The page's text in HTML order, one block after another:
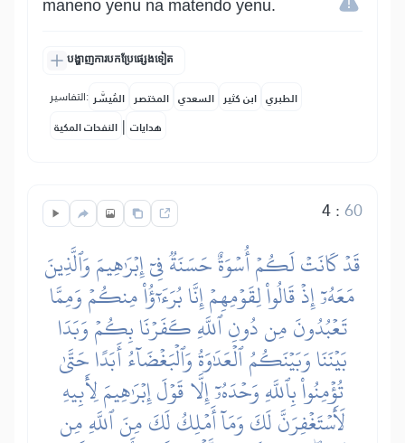
maneno yenu na matendo yenu.
បង្ហាញការបកប្រែផ្សេងទៀត
التفاسير: المُيسَّر المختصر السعدي ابن كثير الطبري
النفحات المكية | هدايات
4:60
قَدۡ كَانَتۡ لَكُمۡ أُسۡوَةٌ حَسَنَةٞ فِيٓ إِبۡرَٰهِيمَ وَٱلَّذِينَ
مَعَهُۥٓ إِذۡ قَالُواْ لِقَوۡمِهِمۡ إِنَّا بُرَءَٰٓؤُاْ مِنكُمۡ وَمِمَّا
تَعۡبُدُونَ مِن دُونِ ٱللَّهِ كَفَرۡنَا بِكُمۡ وَبَدَا
بَيۡنَنَا وَبَيۡنَكُمُ ٱلۡعَدَٰوَةُ وَٱلۡبَغۡضَآءُ أَبَدًا حَتَّىٰ
تُؤۡمِنُواْ بِٱللَّهِ وَحۡدَهُۥٓ إِلَّا قَوۡلَ إِبۡرَٰهِيمَ لِأَبِيهِ
لَأَسۡتَغۡفِرَنَّ لَكَ وَمَآ أَمۡلِكُ لَكَ مِنَ ٱللَّهِ مِن